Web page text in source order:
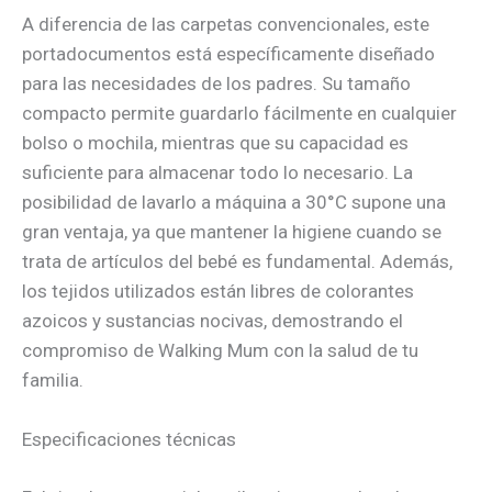
A diferencia de las carpetas convencionales, este
portadocumentos está específicamente diseñado
para las necesidades de los padres. Su tamaño
compacto permite guardarlo fácilmente en cualquier
bolso o mochila, mientras que su capacidad es
suficiente para almacenar todo lo necesario. La
posibilidad de lavarlo a máquina a 30°C supone una
gran ventaja, ya que mantener la higiene cuando se
trata de artículos del bebé es fundamental. Además,
los tejidos utilizados están libres de colorantes
azoicos y sustancias nocivas, demostrando el
compromiso de Walking Mum con la salud de tu
familia.
Especificaciones técnicas